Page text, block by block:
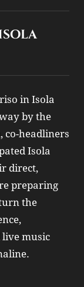
in Isola
by the
co-headliners
Isola
direct,
preparing
the
music